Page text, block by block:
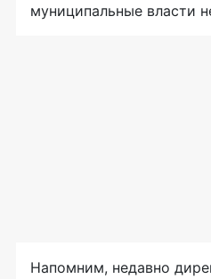
муниципальные власти
Напомним, недавно